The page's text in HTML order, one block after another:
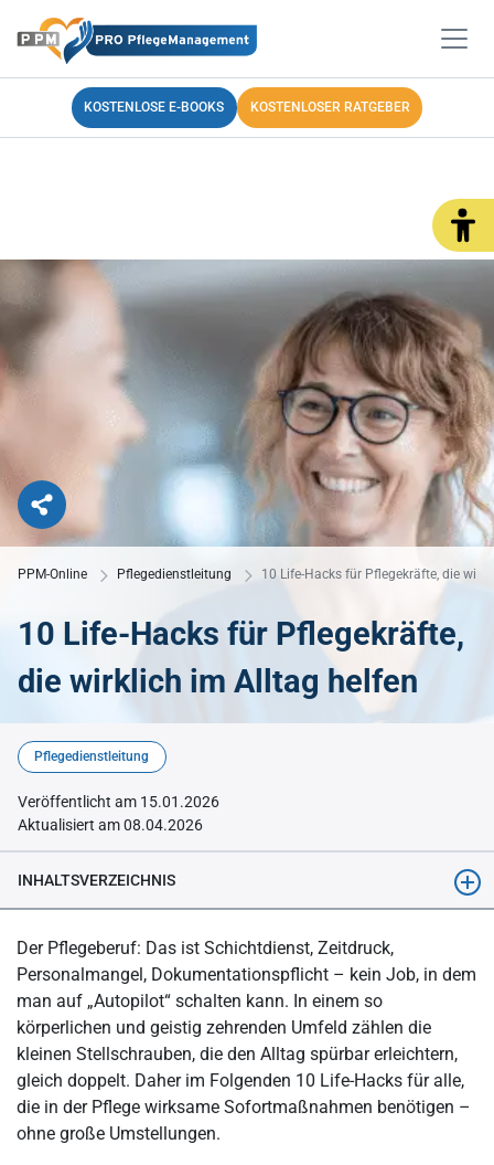
KOSTENLOSE E-BOOKS KOSTENLOSER RATGEBER
PPM-Online Pflegedienstleitung 10 Life-Hacks für Pflegekräfte, die
10 Life-Hacks für Pflegekräfte,
die wirklich im Alltag helfen
© KI-generiert mit Midjourney
Pflegedienstleitung
Veröffentlicht am 15.01.2026
Aktualisiert am 08.04.2026
INHALTSVERZEICHNIS
Hack 2: Die 90-Sekunden-Raumvorbereitung
Hack 3: Taschen-Minimalismus
Hack 4: Brille sichern statt suchen
Hack 5: Eigene Energiekurve nutzen
Hack 6: Zwei-Schritte-Vorausplanung
Der Pflegeberuf: Das ist Schichtdienst, Zeitdruck,
Personalmangel, Dokumentationspflicht – kein Job, in dem
man auf „Autopilot“ schalten kann. In einem so
körperlichen und geistig zehrenden Umfeld zählen die
kleinen Stellschrauben, die den Alltag spürbar erleichtern,
gleich doppelt. Daher im Folgenden 10 Life-Hacks für alle,
die in der Pflege wirksame Sofortmaßnahmen benötigen –
ohne große Umstellungen.